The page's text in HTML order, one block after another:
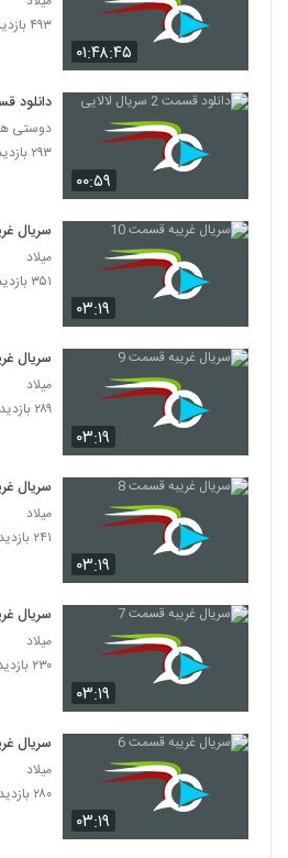
۰۱:۴۸:۴۵
۴۹۳ بازدید
۰۰:۵۹
دانلود قسمت 2
دوستی
۲۹۳ بازدید
۰۳:۱۹
سریال
میلاد
۳۵۱ بازدید
۰۳:۱۹
سریال
میلاد
۲۸۹ بازدید
۰۳:۱۹
سریال
میلاد
۲۴۱ بازدید
۰۳:۱۹
سریال
میلاد
۲۳۰ بازدید
۰۳:۱۹
سریال
میلاد
۲۸۰ بازدید